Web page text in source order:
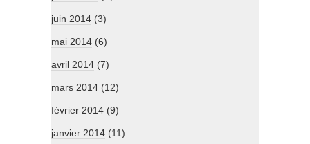
juin 2014 (3)
mai 2014 (6)
avril 2014 (7)
mars 2014 (12)
février 2014 (9)
janvier 2014 (11)